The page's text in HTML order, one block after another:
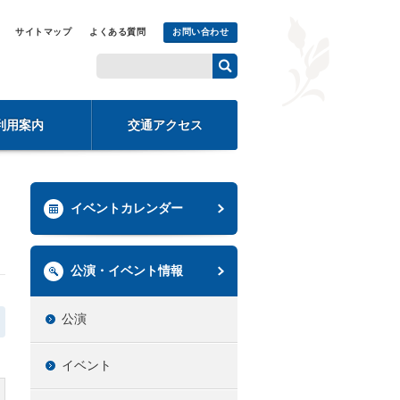
サイトマップ よくある質問 お問い合わせ
用案内 交通アクセス
イベントカレンダー
公演・イベント情報
公演
イベント